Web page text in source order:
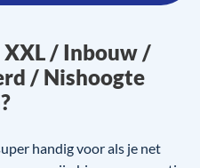
XXL / Inbouw /
/ Nishoogte
handig voor als je net